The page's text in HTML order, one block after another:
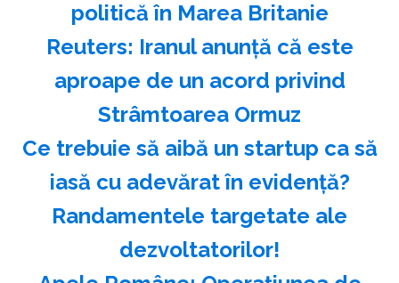
politică în Marea Britanie
Reuters: Iranul anunţă că este
aproape de un acord privind
Strâmtoarea Ormuz
Ce trebuie să aibă un startup ca să
iasă cu adevărat în evidență?
Randamentele targetate ale
dezvoltatorilor!